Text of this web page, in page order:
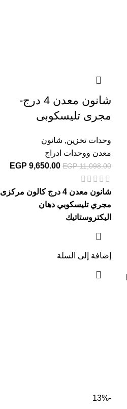
شانون معدن 4 درج-
مجرى تليسكوبى
وحدات تخزين, شانون
معدن ووحدات ادراج
EGP11,098.00
EGP 9,650.00
شانون معدن 4 درج كالون مركزى
مجري تليسكوبي دهان
اليكتروستاتيك
إضافة إلى السلة
-13%